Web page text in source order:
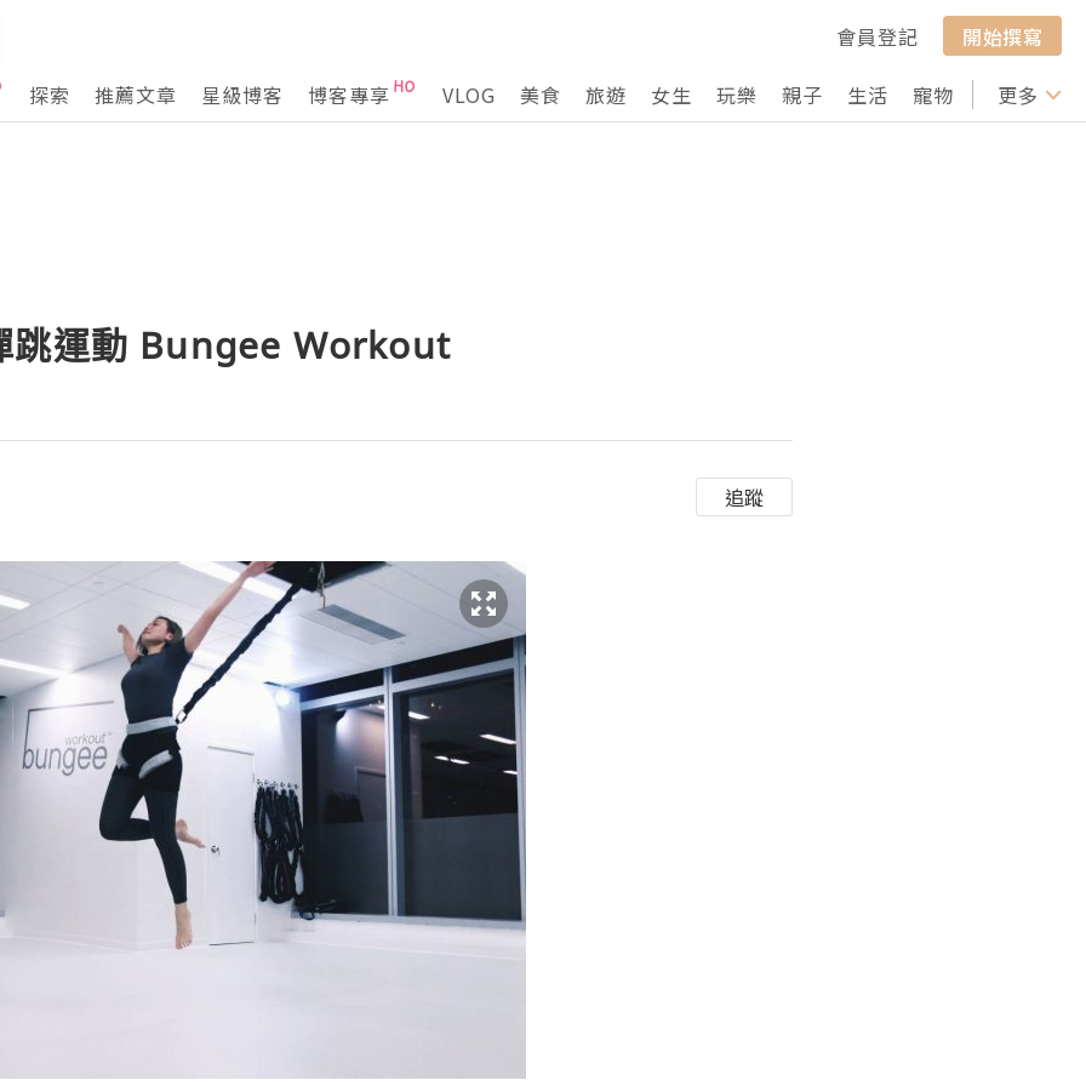
會員登記
開始撰寫
探索
推薦文章 星級博客 博客專享 VLOG 美食 旅遊 女生 玩樂 親子 生活 寵物 行山 打卡
更多
跳運動 Bungee Workout
追蹤